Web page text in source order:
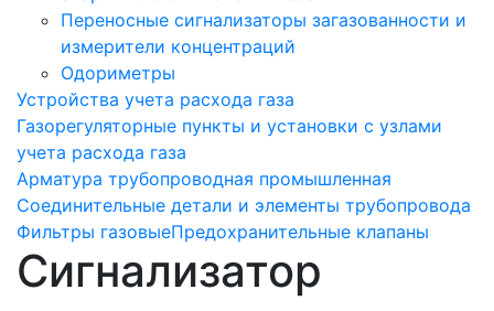
Переносные сигнализаторы загазованности и
измерители концентраций
Одориметры
Устройства учета расхода газа
Газорегуляторные пункты и установки с узлами
учета расхода газа
Арматура трубопроводная промышленная
Соединительные детали и элементы трубопровода
Фильтры газовыеПредохранительные клапаны
Сигнализатор